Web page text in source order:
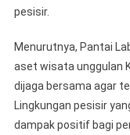
pesisir.
Menurutnya, Pantai
aset wisata unggulan
dijaga bersama agar
Lingkungan pesisir
dampak positif bagi